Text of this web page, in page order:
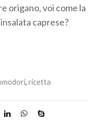
origano, voi come la
caprese?
, ricetta